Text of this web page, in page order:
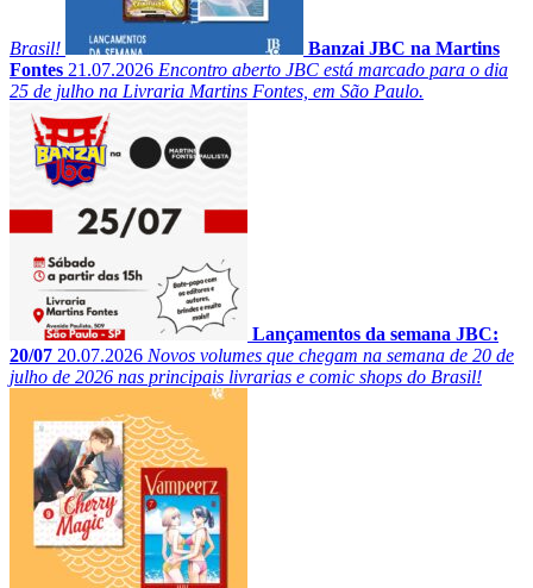
Brasil!
Banzai JBC na Martins
Fontes 21.07.2026 Encontro aberto JBC está marcado para o dia
25 de julho na Livraria Martins Fontes, em São Paulo.
Lançamentos da semana JBC:
20/07 20.07.2026 Novos volumes que chegam na semana de 20 de
julho de 2026 nas principais livrarias e comic shops do Brasil!